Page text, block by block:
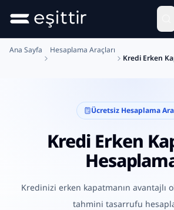
Ana içeriğe geç
Ana Sayfa
Hesaplama Araçları
Kredi Erken
Ücretsiz Hesaplama
Kredi Erken
Kredinizi erken kapatmanın avantajlı
tahmini tasarrufu